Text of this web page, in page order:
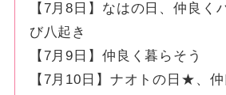
【7月8日】なはの日、仲良く
び八起き
【7月9日】仲良く暮らそう
【7月10日】ナオトの日★、